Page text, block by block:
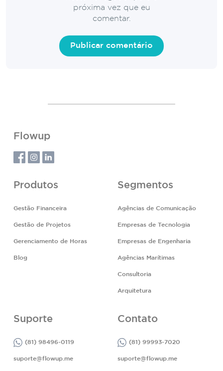
próxima vez que eu
comentar.
Flowup
Produtos
Gestão Financeira
Gestão de Projetos
Gerenciamento de Horas
Blog
Segmentos
Agências de Comunicação
Empresas de Tecnologia
Empresas de Engenharia
Agências Marítimas
Consultoria
Arquitetura
Suporte
(81) 98496-0119
suporte@flowup.me
Contato
(81) 99993-7020
suporte@flowup.me